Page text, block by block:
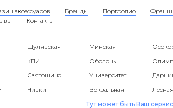
аксессуаров Бренды Портфолио
Контакты
Шулявская Минская
КПИ Оболонь
Святошино Университет
Нивки Вокзальная
Лесная
Тут может быть Ваш сервис